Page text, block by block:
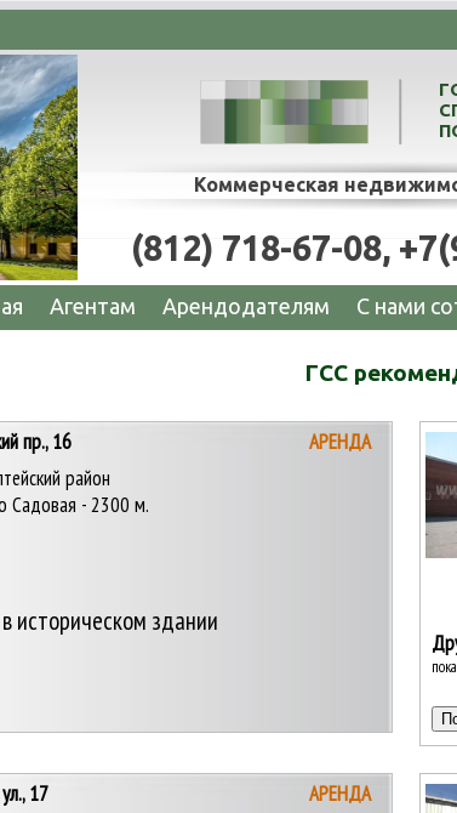
и торговых
Коммерческая
(812) 718-67-08,
Агентам Арендодателям C нами
ГСС
пр., 16
АРЕНДА
район
Садовая - 2300 м.
историческом здании
17
АРЕНДА